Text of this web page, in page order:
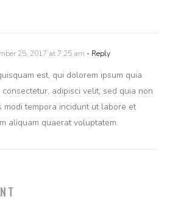
25, 2017 at 7:25 am - Reply
est, qui dolorem ipsum quia
adipisci velit, sed quia non
modi tempora incidunt ut labore et
aliquam quaerat voluptatem.